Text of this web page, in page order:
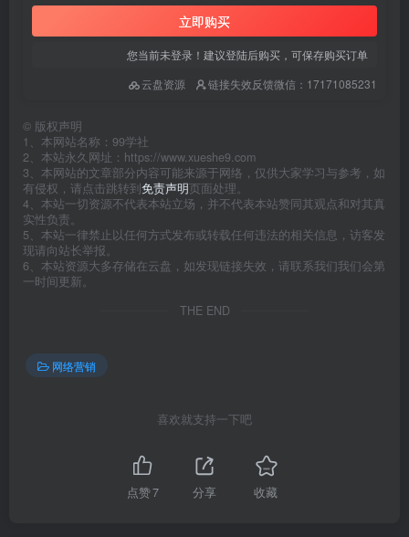
立即购买
您当前未登录！建议登陆后购买，可保存购买订单
云盘资源
链接失效反馈微信：17171085231
© 版权声明
1、本网站名称：99学社
2、本站永久网址：https://www.xueshe9.com
3、本网站的文章部分内容可能来源于网络，仅供大家学习与参考，如
有侵权，请点击跳转到免责声明页面处理。
4、本站一切资源不代表本站立场，并不代表本站赞同其观点和对其真
实性负责。
5、本站一律禁止以任何方式发布或转载任何违法的相关信息，访客发
现请向站长举报。
6、本站资源大多存储在云盘，如发现链接失效，请联系我们我们会第
一时间更新。
THE END
网络营销
喜欢就支持一下吧
点赞7 分享 收藏